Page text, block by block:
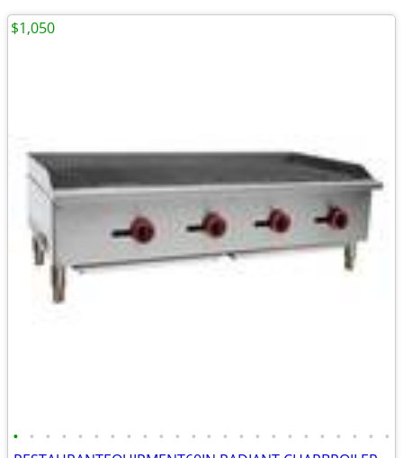
• • • • • • • • • • • • • • • • • • • • • • • •
$1,050